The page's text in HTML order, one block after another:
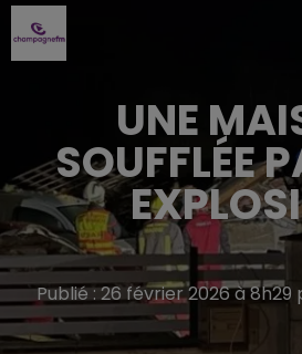
UNE
SOUFFLÉE
Publié : 26 février 2026 à 8h29